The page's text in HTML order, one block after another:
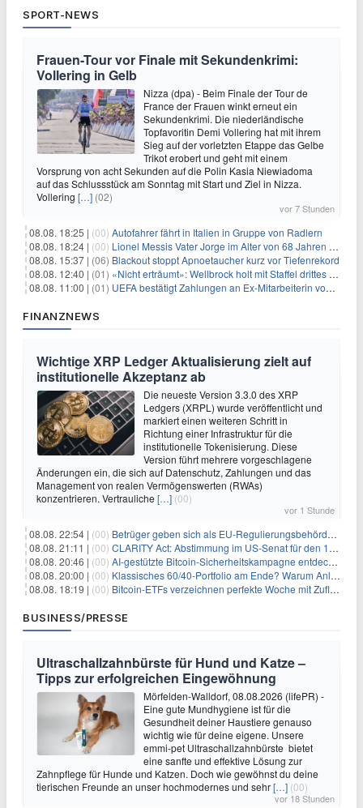
SPORT-NEWS
Frauen-Tour vor Finale mit Sekundenkrimi:
Vollering in Gelb
Nizza (dpa) - Beim Finale der Tour de
France der Frauen winkt erneut ein
Sekundenkrimi. Die niederländische
Topfavoritin Demi Vollering hat mit ihrem
Sieg auf der vorletzten Etappe das Gelbe
Trikot erobert und geht mit einem
Vorsprung von acht Sekunden auf die Polin Kasia Niewiadoma
auf das Schlussstück am Sonntag mit Start und Ziel in Nizza.
Vollering […] (02)
vor 7 Stunden
08.08. 18:25 | (00) Autofahrer fährt in Italien in Gruppe von Radlern
08.08. 18:24 | (00) Lionel Messis Vater Jorge im Alter von 68 Jahren gestorben
08.08. 15:37 | (06) Blackout stoppt Apnoetaucher kurz vor Tiefenrekord
08.08. 12:40 | (01) «Nicht erträumt»: Wellbrock holt mit Staffel drittes EM-Gold
08.08. 11:00 | (01) UEFA bestätigt Zahlungen an Ex-Mitarbeiterin von Infantino
FINANZNEWS
Wichtige XRP Ledger Aktualisierung zielt auf
institutionelle Akzeptanz ab
Die neueste Version 3.3.0 des XRP
Ledgers (XRPL) wurde veröffentlicht und
markiert einen weiteren Schritt in
Richtung einer Infrastruktur für die
institutionelle Tokenisierung. Diese
Version führt mehrere vorgeschlagene
Änderungen ein, die sich auf Datenschutz, Zahlungen und das
Management von realen Vermögenswerten (RWAs)
konzentrieren. Vertrauliche […] (00)
vor 1 Stunde
08.08. 22:54 | (00) Betrüger geben sich als EU-Regulierungsbehörden aus, um Krypto-Nutzer nach MiCA-Deadline ins Visier zu nehmen
08.08. 21:11 | (00) CLARITY Act: Abstimmung im US-Senat für den 15. September angesetzt
08.08. 20:46 | (00) AI-gestützte Bitcoin-Sicherheitskampagne entdeckt fast 5.000 Softwareprobleme in 390 Projekten
08.08. 20:00 | (00) Klassisches 60/40-Portfolio am Ende? Warum Anleger jetzt radikal umdenken müssen
08.08. 18:19 | (00) Bitcoin-ETFs verzeichnen perfekte Woche mit Zuflüssen auf 3-Monats-Hoch
BUSINESS/PRESSE
Ultraschallzahnbürste für Hund und Katze –
Tipps zur erfolgreichen Eingewöhnung
Mörfelden-Walldorf, 08.08.2026 (lifePR) -
Eine gute Mundhygiene ist für die
Gesundheit deiner Haustiere genauso
wichtig wie für deine eigene. Unsere
emmi-pet Ultraschallzahnbürste bietet
eine sanfte und effektive Lösung zur
Zahnpflege für Hunde und Katzen. Doch wie gewöhnst du deine
tierischen Freunde an unser hochmodernes und sehr[…] (00)
vor 18 Stunden